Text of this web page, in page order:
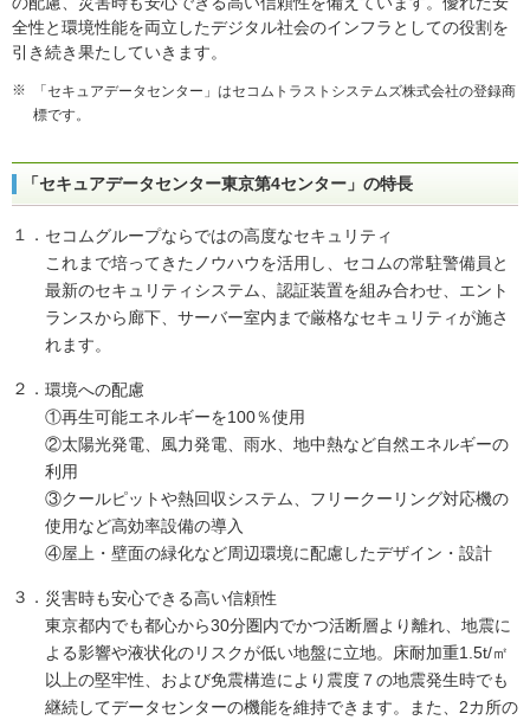
全性と環境性能を両立したデジタル社会のインフラとしての役割を
引き続き果たしていきます。
※
「セキュアデータセンター」はセコムトラストシステムズ株式会社の登録商
標です。
「セキュアデータセンター東京第4センター」の特長
１． セコムグループならではの高度なセキュリティ
これまで培ってきたノウハウを活用し、セコムの常駐警備員と
最新のセキュリティシステム、認証装置を組み合わせ、エント
ランスから廊下、サーバー室内まで厳格なセキュリティが施さ
れます。
２． 環境への配慮
①再生可能エネルギーを100％使用
②太陽光発電、風力発電、雨水、地中熱など自然エネルギーの
利用
③クールピットや熱回収システム、フリークーリング対応機の
使用など高効率設備の導入
④屋上・壁面の緑化など周辺環境に配慮したデザイン・設計
３． 災害時も安心できる高い信頼性
東京都内でも都心から30分圏内でかつ活断層より離れ、地震に
よる影響や液状化のリスクが低い地盤に立地。床耐加重1.5t/㎡
以上の堅牢性、および免震構造により震度７の地震発生時でも
継続してデータセンターの機能を維持できます。また、2カ所の